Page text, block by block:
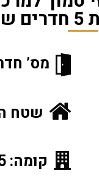
מס’
שטח
קומה: 5 מתוך 7